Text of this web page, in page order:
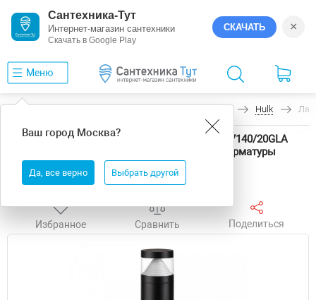
Сантехника-Тут
Интернет-магазин сантехники
Скачать в Google Play
СКАЧАТЬ ×
Меню
Ваш город Москва?
Да, все верно Выбрать другой
Hulk
Ландшафтный светильник Odeon Light Hulk 7140/20GLA
цвет плафона/подвески Прозрачный, цвет арматуры
Черный
Избранное Сравнить Поделиться